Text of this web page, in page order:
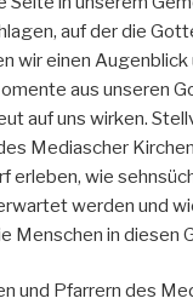
auf der die
wir einen Augenblick
aus unseren
auf uns wirken.
Mediascher
erleben, wie
werden und
Menschen in diesen
und Pfarrern des